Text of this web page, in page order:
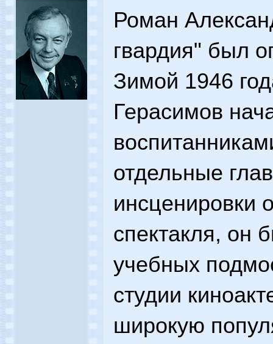
Роман
гвардия" был
Зимой 1946
Герасимов
отдельные
инсценировки
спектакля, он
учебных
студии
широкую